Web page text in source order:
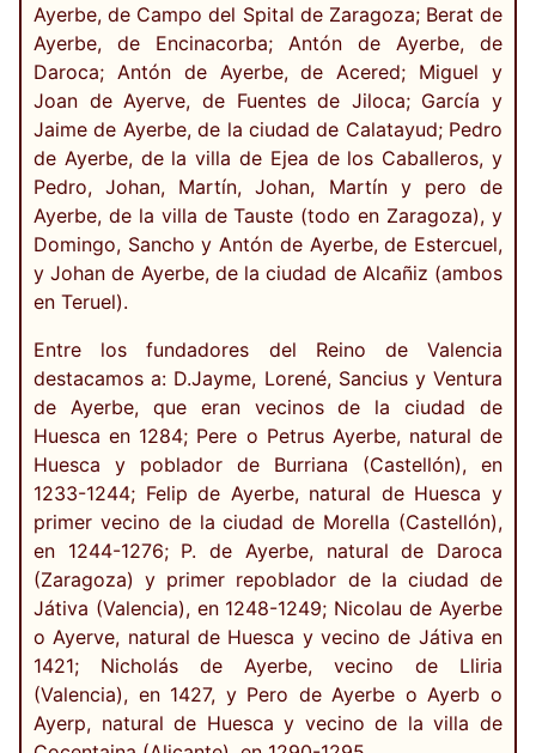
Ayerbe, de Campo del Spital de Zaragoza; Berat de
Ayerbe, de Encinacorba; Antón de Ayerbe, de
Daroca; Antón de Ayerbe, de Acered; Miguel y
Joan de Ayerve, de Fuentes de Jiloca; García y
Jaime de Ayerbe, de la ciudad de Calatayud; Pedro
de Ayerbe, de la villa de Ejea de los Caballeros, y
Pedro, Johan, Martín, Johan, Martín y pero de
Ayerbe, de la villa de Tauste (todo en Zaragoza), y
Domingo, Sancho y Antón de Ayerbe, de Estercuel,
y Johan de Ayerbe, de la ciudad de Alcañiz (ambos
en Teruel).
Entre los fundadores del Reino de Valencia
destacamos a: D.Jayme, Lorené, Sancius y Ventura
de Ayerbe, que eran vecinos de la ciudad de
Huesca en 1284; Pere o Petrus Ayerbe, natural de
Huesca y poblador de Burriana (Castellón), en
1233-1244; Felip de Ayerbe, natural de Huesca y
primer vecino de la ciudad de Morella (Castellón),
en 1244-1276; P. de Ayerbe, natural de Daroca
(Zaragoza) y primer repoblador de la ciudad de
Játiva (Valencia), en 1248-1249; Nicolau de Ayerbe
o Ayerve, natural de Huesca y vecino de Játiva en
1421; Nicholás de Ayerbe, vecino de Lliria
(Valencia), en 1427, y Pero de Ayerbe o Ayerb o
Ayerp, natural de Huesca y vecino de la villa de